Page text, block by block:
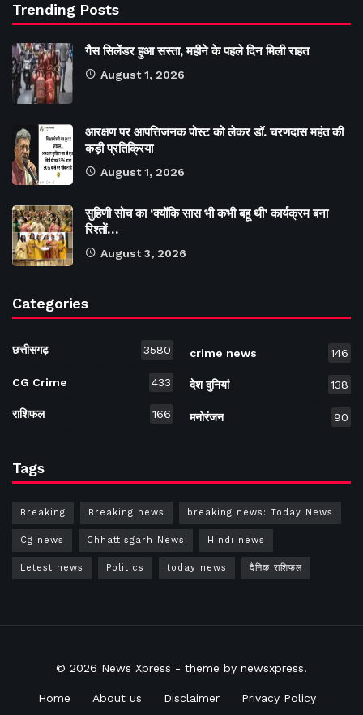
Trending Posts
गैस सिलेंडर हुआ सस्ता, महीने के पहले दिन मिली राहत
August 1, 2026
आरक्षण पर आपत्तिजनक पोस्ट को लेकर डॉ. चरणदास महंत की
कड़ी प्रतिक्रिया
August 1, 2026
सुहिणी सोच का ‘क्योंकि सास भी कभी बहू थी’ कार्यक्रम बना
रिश्तों…
August 3, 2026
Categories
छत्तीसगढ़ 3580
CG Crime 433
राशिफल 166
crime news 146
देश दुनियां 138
मनोरंजन 90
Tags
Breaking Breaking news breaking news: Today News
Cg news Chhattisgarh News Hindi news
Letest news Politics today news दैनिक राशिफल
© 2026 News Xpress - theme by newsxpress.
Home About us Disclaimer Privacy Policy